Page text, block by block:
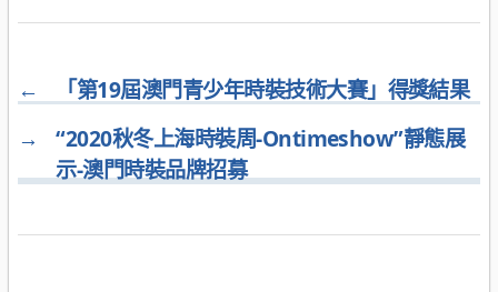
←
「第19屆澳門青少年時裝技術大賽」得獎結果
→
“2020秋冬上海時裝周-Ontimeshow”靜態展
示-澳門時裝品牌招募